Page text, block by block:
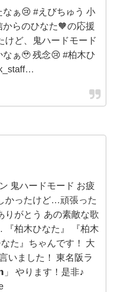
ぁ😢 #えびちゅう 小
らのひなた🧡の応援
けど、鬼ハードモード
ぁ🥹 残念😢 #柏木ひ
鬼ハードモード お疲
かったけど…頑張った
りがとう あの素敵な歌
柏木ひなた』 『柏木
た』ちゃんです！ 大
いました！ 東名阪ラ
やります！是非♪